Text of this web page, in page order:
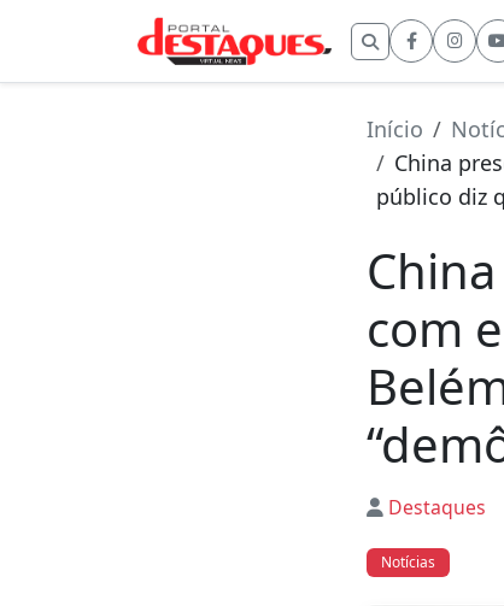
Buscar
Início
China
público diz
com
Destaques
Notícias